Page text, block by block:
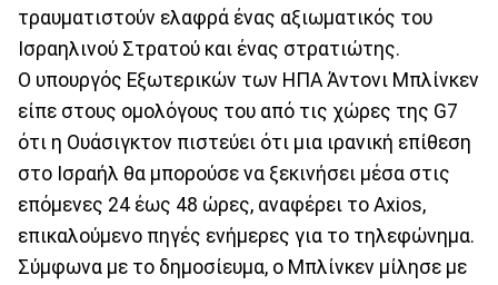
τραυματιστούν ελαφρά ένας αξιωματικός του
Ισραηλινού Στρατού και ένας στρατιώτης.
Ο υπουργός Εξωτερικών των ΗΠΑ Άντονι Μπλίνκεν
είπε στους ομολόγους του από τις χώρες της G7
ότι η Ουάσιγκτον πιστεύει ότι μια ιρανική επίθεση
στο Ισραήλ θα μπορούσε να ξεκινήσει μέσα στις
επόμενες 24 έως 48 ώρες, αναφέρει το Axios,
επικαλούμενο πηγές ενήμερες για το τηλεφώνημα.
Σύμφωνα με το δημοσίευμα, ο Μπλίνκεν μίλησε με